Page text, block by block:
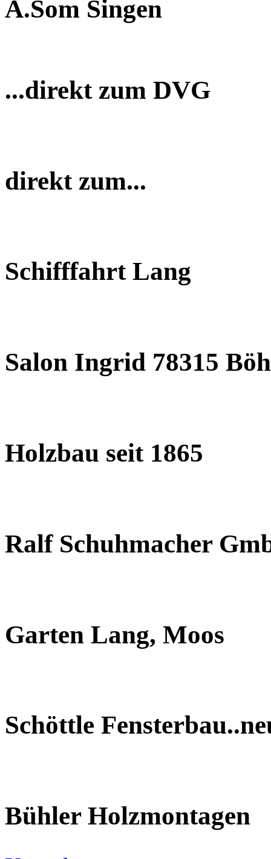
A.Som Singen
...direkt zum DVG
direkt zum...
Schifffahrt Lang
Salon Ingrid 78315
Holzbau seit 1865
Ralf Schuhmacher
Garten Lang, Moos
Schöttle
Bühler Holzmontagen